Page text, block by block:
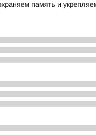
память и